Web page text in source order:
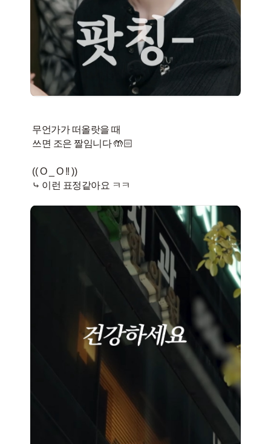
무언가가 떠올랏을 때
쓰면 조은 짤임니다 🤲🏻
(( O _ O !! ))